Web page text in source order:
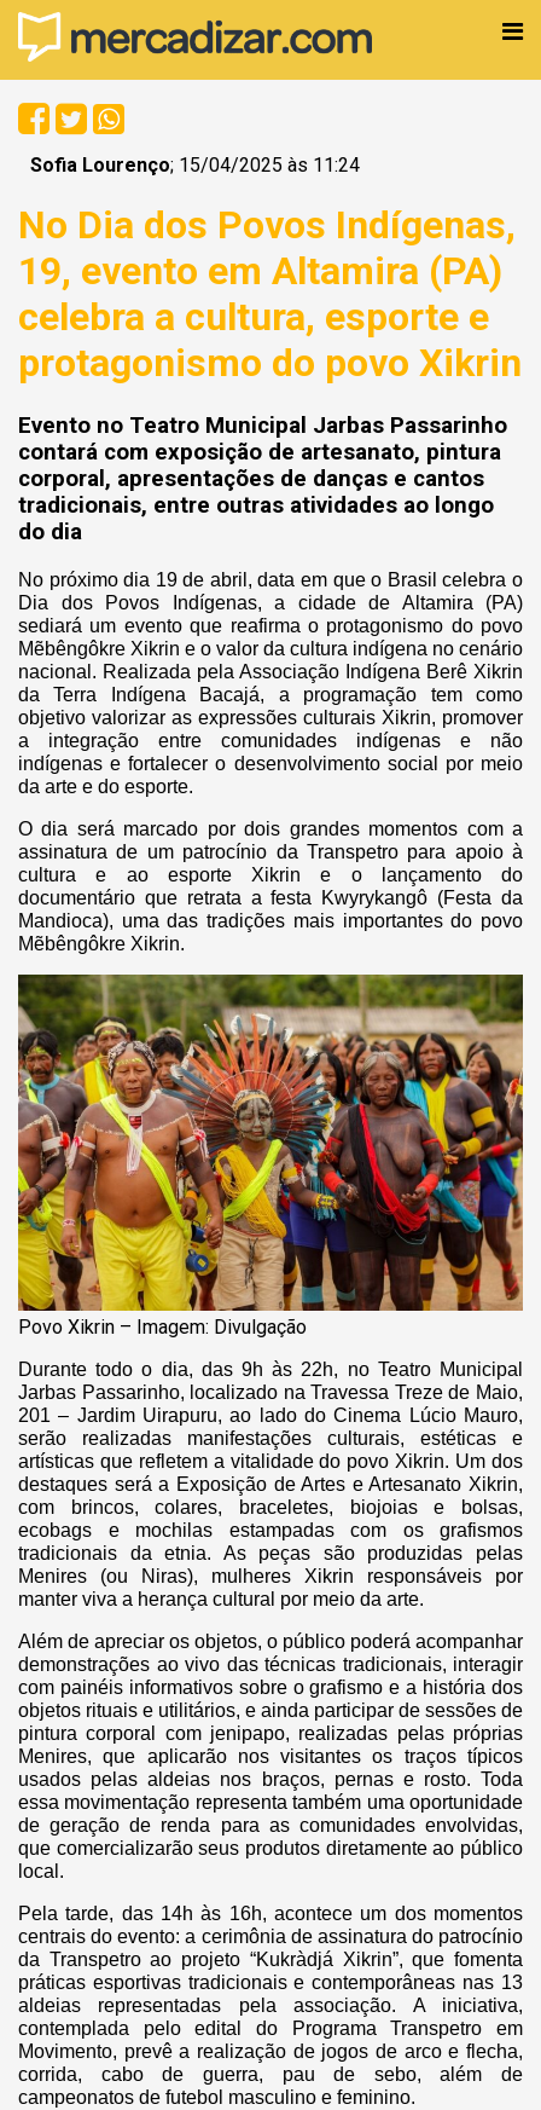
Sofia Lourenço; 15/04/2025 às 11:24
No Dia dos Povos Indígenas,
19, evento em Altamira (PA)
celebra a cultura, esporte e
protagonismo do povo Xikrin
Evento no Teatro Municipal Jarbas Passarinho
contará com exposição de artesanato, pintura
corporal, apresentações de danças e cantos
tradicionais, entre outras atividades ao longo
do dia
No próximo dia 19 de abril, data em que o Brasil celebra o
Dia dos Povos Indígenas, a cidade de Altamira (PA)
sediará um evento que reafirma o protagonismo do povo
Mẽbêngôkre Xikrin e o valor da cultura indígena no cenário
nacional. Realizada pela Associação Indígena Berê Xikrin
da Terra Indígena Bacajá, a programação tem como
objetivo valorizar as expressões culturais Xikrin, promover
a integração entre comunidades indígenas e não
indígenas e fortalecer o desenvolvimento social por meio
da arte e do esporte.
O dia será marcado por dois grandes momentos com a
assinatura de um patrocínio da Transpetro para apoio à
cultura e ao esporte Xikrin e o lançamento do
documentário que retrata a festa Kwyrykangô (Festa da
Mandioca), uma das tradições mais importantes do povo
Mẽbêngôkre Xikrin.
Povo Xikrin – Imagem: Divulgação
Durante todo o dia, das 9h às 22h, no Teatro Municipal
Jarbas Passarinho, localizado na Travessa Treze de Maio,
201 – Jardim Uirapuru, ao lado do Cinema Lúcio Mauro,
serão realizadas manifestações culturais, estéticas e
artísticas que refletem a vitalidade do povo Xikrin. Um dos
destaques será a Exposição de Artes e Artesanato Xikrin,
com brincos, colares, braceletes, biojoias e bolsas,
ecobags e mochilas estampadas com os grafismos
tradicionais da etnia. As peças são produzidas pelas
Menires (ou Niras), mulheres Xikrin responsáveis por
manter viva a herança cultural por meio da arte.
Além de apreciar os objetos, o público poderá acompanhar
demonstrações ao vivo das técnicas tradicionais, interagir
com painéis informativos sobre o grafismo e a história dos
objetos rituais e utilitários, e ainda participar de sessões de
pintura corporal com jenipapo, realizadas pelas próprias
Menires, que aplicarão nos visitantes os traços típicos
usados pelas aldeias nos braços, pernas e rosto. Toda
essa movimentação representa também uma oportunidade
de geração de renda para as comunidades envolvidas,
que comercializarão seus produtos diretamente ao público
local.
Pela tarde, das 14h às 16h, acontece um dos momentos
centrais do evento: a cerimônia de assinatura do patrocínio
da Transpetro ao projeto “Kukràdjá Xikrin”, que fomenta
práticas esportivas tradicionais e contemporâneas nas 13
aldeias representadas pela associação. A iniciativa,
contemplada pelo edital do Programa Transpetro em
Movimento, prevê a realização de jogos de arco e flecha,
corrida, cabo de guerra, pau de sebo, além de
campeonatos de futebol masculino e feminino.